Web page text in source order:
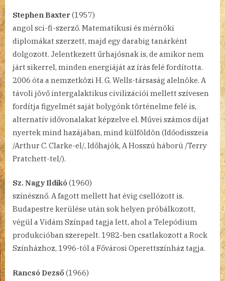
Stephen Baxter (1957)
angol sci-fi-szerző. Matematikusi és mérnöki
diplomákat szerzett, majd egy darabig tanárként
dolgozott. Jelentkezett űrhajósnak is, de amikor nem
járt sikerrel, minden energiáját az írás felé fordította.
2006 óta a nemzetközi H. G. Wells-társaság alelnöke. A
távoli jövő intergalaktikus civilizációi mellett szívesen
fordítja figyelmét saját bolygónk történelme felé is,
alternatív idővonalakat képzelve el. Művei számos díjat
nyertek mind hazájában, mind külföldön (Időodisszeia
/Arthur C. Clarke-el/, Időhajók, A Hosszú háború /Terry
Pratchett-tel/).
Sz. Nagy Ildikó (1960)
színésznő. A fagott mellett hat évig csellózott is.
Budapestre kerülése után sok helyen próbálkozott,
végül a Vidám Színpad tagja lett, ahol a Telepódium
produkcióban szerepelt. 1982-ben csatlakozott a Rock
Színházhoz, 1996-tól a Fővárosi Operettszínház tagja.
Rancsó Dezső (1966)